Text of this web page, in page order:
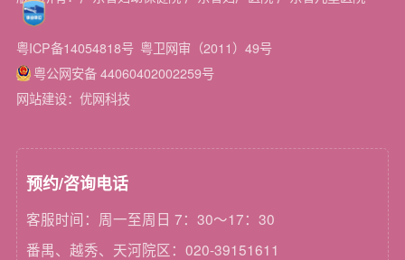
粤ICP备14054818号 粤卫网审（2011）49号
粤公网安备 44060402002259号
网站建设：优网科技
预约/咨询电话
客服时间：周一至周日 7：30～17：30
番禺、越秀、天河院区：020-39151611